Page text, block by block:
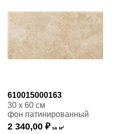
610015000163
30 x 60 см
фон патинированный
2 340,00 ₽ за м²